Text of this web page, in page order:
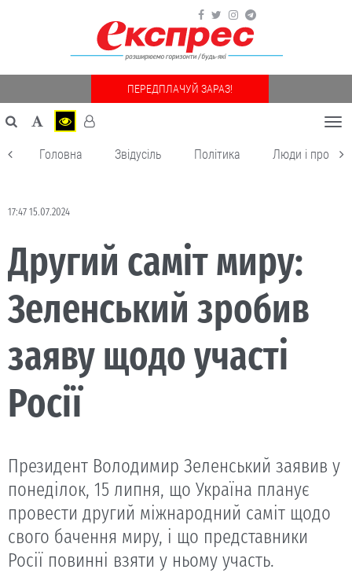
ПЕРЕДПЛАЧУЙ ЗАРАЗ!
Головна Звідусіль Політика Люди і
17:47 15.07.2024
Другий саміт миру:
Зеленський зробив
заяву щодо участі
Росії
Президент Володимир Зеленський заявив у
понеділок, 15 липня, що Україна планує
провести другий міжнародний саміт щодо
свого бачення миру, і що представники
Росії повинні взяти у ньому участь.